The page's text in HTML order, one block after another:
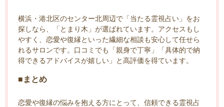
横浜・港北区のセンター北周辺で「当たる霊視占い」をお
探しなら、「とまり木」が選ばれています。アクセスもし
やすく、恋愛や復縁といった繊細な相談も安心して任せら
れるサロンです。口コミでも「親身で丁寧」「具体的で納
得できるアドバイスが嬉しい」と高評価を得ています。
■まとめ
恋愛や復縁の悩みを抱える方にとって、信頼できる霊視占